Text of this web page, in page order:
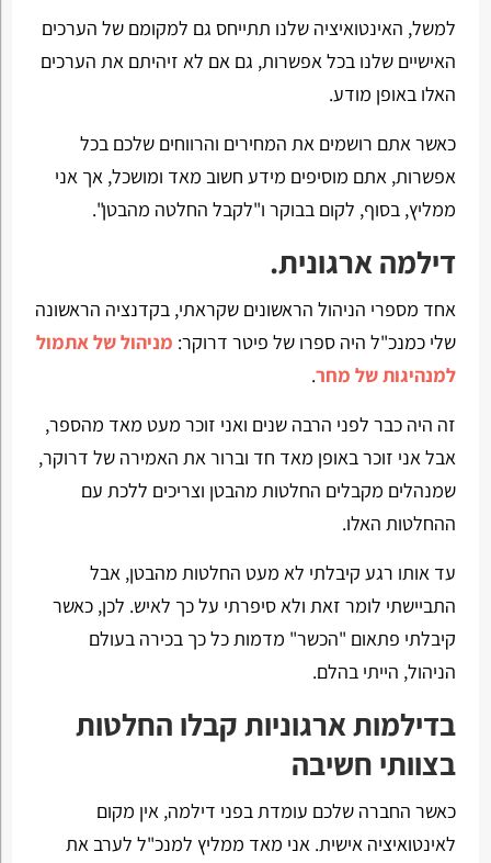
למשל, האינטואיציה שלנו תתייחס גם למקומם של הערכים
האישיים שלנו בכל אפשרות, גם אם לא זיהיתם את הערכים
האלו באופן מודע.
כאשר אתם רושמים את המחירים והרווחים שלכם בכל
אפשרות, אתם מוסיפים מידע חשוב מאד ומושכל, אך אני
ממליץ, בסוף, לקום בבוקר ו"לקבל החלטה מהבטן".
דילמה ארגונית.
אחד מספרי הניהול הראשונים שקראתי, בקדנציה הראשונה
שלי כמנכ"ל היה ספרו של פיטר דרוקר: מניהול של אתמול
למנהיגות של מחר.
זה היה כבר לפני הרבה שנים ואני זוכר מעט מאד מהספר,
אבל אני זוכר באופן מאד חד וברור את האמירה של דרוקר,
שמנהלים מקבלים החלטות מהבטן וצריכים ללכת עם
ההחלטות האלו.
עד אותו רגע קיבלתי לא מעט החלטות מהבטן, אבל
התביישתי לומר זאת ולא סיפרתי על כך לאיש. לכן, כאשר
קיבלתי פתאום "הכשר" מדמות כל כך בכירה בעולם
הניהול, הייתי בהלם.
בדילמות ארגוניות קבלו החלטות
בצוותי חשיבה
כאשר החברה שלכם עומדת בפני דילמה, אין מקום
לאינטואיציה אישית. אני מאד ממליץ למנכ"ל לערב את